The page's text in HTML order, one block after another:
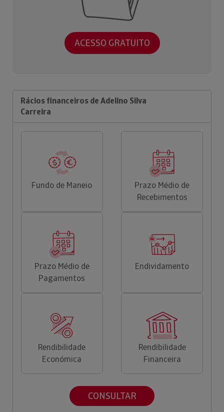
ACESSO GRATUITO
Rácios financeiros de Adelino Silva
Carreira
Fundo de Maneio
Prazo Médio de
Recebimentos
Prazo Médio de
Pagamentos
Endividamento
Rendibilidade
Económica
Rendibilidade
Financeira
CONSULTAR